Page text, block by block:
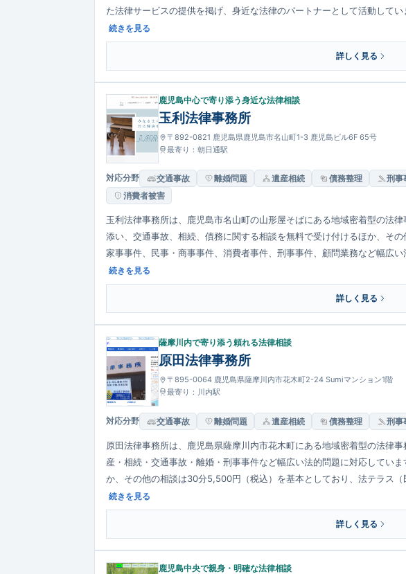
た法律サービスの提供を掲げ、身近な法律のパートナーとして活動して
多いため、相談者の状況を踏まえながら法的な解決を目指して取り組んで
続きを見る
詳しく見る
鹿児島中心で寄り添う身近な法律相談
玉利法律事務所
〒892-0821 鹿児島県鹿児島市名山町1-3 鹿児島ビル6F 65号
最寄り：朝日通駅
対応分野 交通事故 離婚問題 遺産相続 債務整理 刑事
消費者被害
玉利法律事務所は、鹿児島市名山町の山形屋そばにある地域密着型の法
添い、交通事故、相続、債務に関する相談を無料で受け付けるほか、そ
家事事件、民事・商事事件、消費者事件、刑事事件、顧問業務など幅広
士が一貫対応しています。
続きを見る
詳しく見る
薩摩川内で寄り添う頼れる法律相談
原田法律事務所
〒895-0064 鹿児島県薩摩川内市花木町2-24 Sumiマンション1階
最寄り：川内駅
対応分野 交通事故 離婚問題 遺産相続 債務整理 刑事
原田法律事務所は、鹿児島県薩摩川内市花木町にある地域密着型の法律
産・相続・交通事故・離婚・刑事事件など幅広い法的問題に対応してい
か、その他の相談は30分5,500円（税込）を基本としており、法テラス
ます。依頼者が抱える不安や悩みに寄り添う対応を重視しています。
続きを見る
詳しく見る
鹿児島中央で親身・明確な法律相談